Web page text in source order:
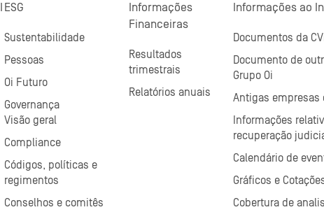
ESG
Sustentabilidade
Pessoas
Oi Futuro
Governança
Visão geral
Compliance
Códigos, políticas e
regimentos
Conselhos e comitês
Informações
Financeiras
Resultados
trimestrais
Relatórios anuais
Informações ao
Documentos da
Documento de
Grupo Oi
Antigas empresas
Informações
recuperação
Calendário de
Gráficos e
Cobertura de